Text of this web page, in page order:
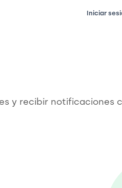
Iniciar
y recibir notificaciones